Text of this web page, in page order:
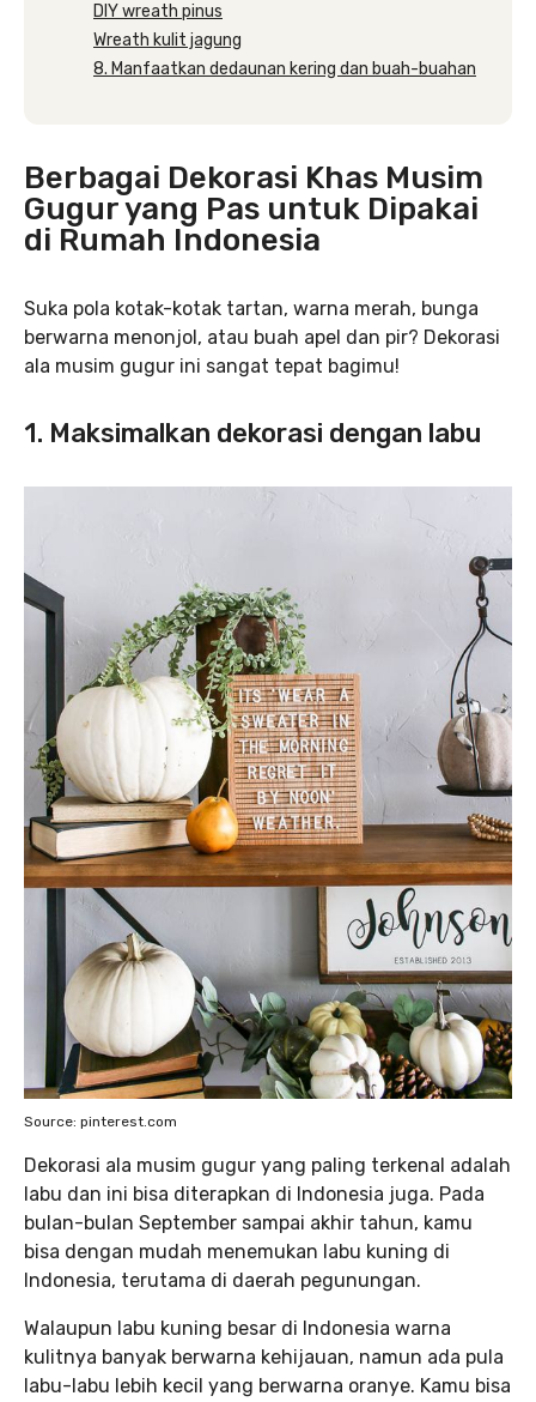
DIY wreath pinus
Wreath kulit jagung
8. Manfaatkan dedaunan kering dan buah-buahan
Berbagai Dekorasi Khas Musim
Gugur yang Pas untuk Dipakai
di Rumah Indonesia
Suka pola kotak-kotak tartan, warna merah, bunga
berwarna menonjol, atau buah apel dan pir? Dekorasi
ala musim gugur ini sangat tepat bagimu!
1. Maksimalkan dekorasi dengan labu
Source: pinterest.com
Dekorasi ala musim gugur yang paling terkenal adalah
labu dan ini bisa diterapkan di Indonesia juga. Pada
bulan-bulan September sampai akhir tahun, kamu
bisa dengan mudah menemukan labu kuning di
Indonesia, terutama di daerah pegunungan.
Walaupun labu kuning besar di Indonesia warna
kulitnya banyak berwarna kehijauan, namun ada pula
labu-labu lebih kecil yang berwarna oranye. Kamu bisa